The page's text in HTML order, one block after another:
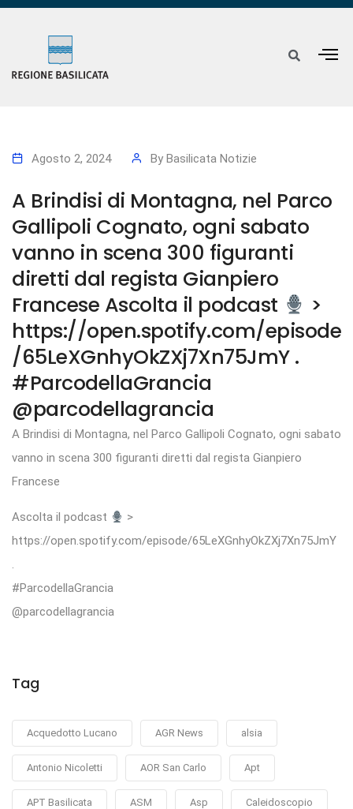
Agosto 2, 2024 By Basilicata Notizie
A Brindisi di Montagna, nel Parco
Gallipoli Cognato, ogni sabato
vanno in scena 300 figuranti
diretti dal regista Gianpiero
Francese Ascolta il podcast
>
https://open.spotify.com/episode
/65LeXGnhyOkZXj7Xn75JmY .
#ParcodellaGrancia
@parcodellagrancia
A Brindisi di Montagna, nel Parco Gallipoli Cognato, ogni sabato
vanno in scena 300 figuranti diretti dal regista Gianpiero
Francese
Ascolta il podcast
>
https://open.spotify.com/episode/65LeXGnhyOkZXj7Xn75JmY
.
#ParcodellaGrancia
@parcodellagrancia
Tag
Acquedotto Lucano AGR News alsia
Antonio Nicoletti AOR San Carlo Apt
APT Basilicata ASM Asp Caleidoscopio